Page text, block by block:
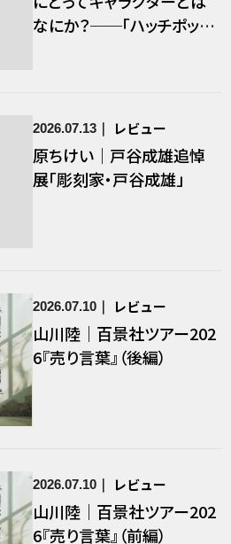
なにか？──「ハッチポッチ
2026.07.13 レビュー
原ちけい｜戸谷成雄追悼
展「彫刻家・戸谷成雄」
2026.07.10 レビュー
山川陸｜百景社ツアー202
6『売り言葉』（後編）
2026.07.10 レビュー
山川陸｜百景社ツアー202
6『売り言葉』（前編）